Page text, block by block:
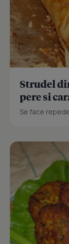
Strudel
pere si
Se face